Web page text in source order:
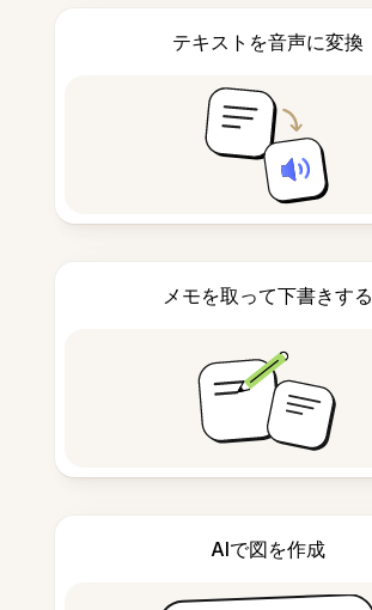
テキストを音声に変換
メモを取って下書きする
AIで図を作成